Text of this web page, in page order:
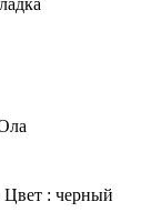
Цвет : черный